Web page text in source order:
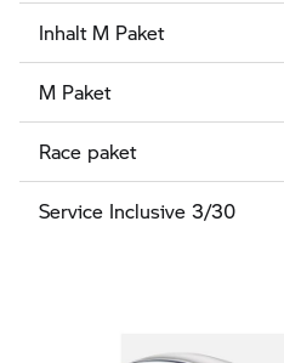
Inhalt M Paket
M Paket
Race paket
Service Inclusive 3/30